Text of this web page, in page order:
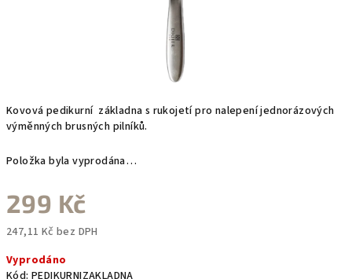
Kovová pedikurní základna s rukojetí pro nalepení jednorázových
výměnných brusných pilníků.
Položka byla vyprodána…
299 Kč
247,11 Kč bez DPH
cena:
Vyprodáno
Kód: PEDIKURNIZAKLADNA